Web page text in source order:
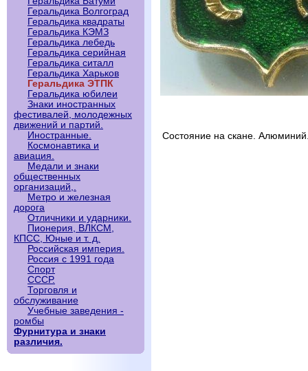
Геральдика Волгоград
Геральдика квадраты
Геральдика КЭМЗ
Геральдика лебедь
Геральдика серийная
Геральдика ситалл
Геральдика Харьков
Геральдика ЭТПК
Геральдика юбилеи
Знаки иностранных
фестивалей, молодежных
движений и партий.
Иностранные.
Космонавтика и
авиация.
Медали и знаки
общественных
организаций,.
Метро и железная
дорога
Отличники и ударники.
Пионерия, ВЛКСМ,
КПСС, Юные и т. д.
Российская империя.
Россия с 1991 года
Спорт
СССР.
Торговля и
обслуживание
Учебные заведения -
ромбы
Фурнитура и знаки
различия.
Состояние на скане.